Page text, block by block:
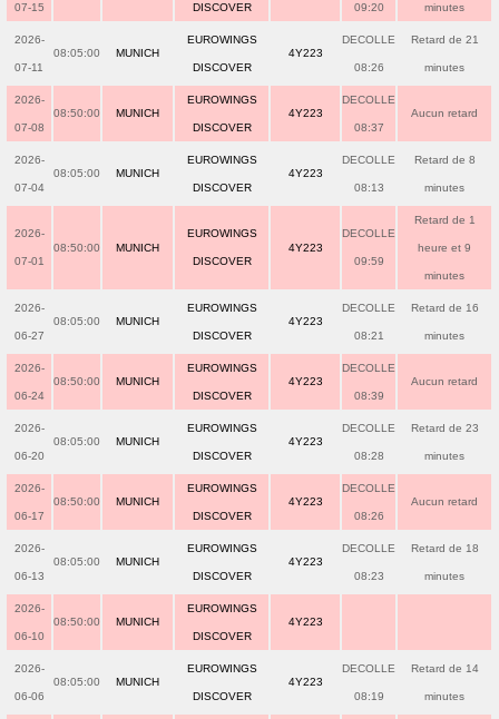
07-15 DISCOVER 09:20 minutes
2026-
07-11
08:05:00 MUNICH
EUROWINGS
DISCOVER
4Y223
DECOLLE
08:26
Retard de 21
minutes
2026-
07-08
08:50:00 MUNICH
EUROWINGS
DISCOVER
4Y223
DECOLLE
08:37
Aucun retard
2026-
07-04
08:05:00 MUNICH
EUROWINGS
DISCOVER
4Y223
DECOLLE
08:13
Retard de 8
minutes
2026-
07-01
08:50:00 MUNICH
EUROWINGS
DISCOVER
4Y223
DECOLLE
09:59
Retard de 1
heure et 9
minutes
2026-
06-27
08:05:00 MUNICH
EUROWINGS
DISCOVER
4Y223
DECOLLE
08:21
Retard de 16
minutes
2026-
06-24
08:50:00 MUNICH
EUROWINGS
DISCOVER
4Y223
DECOLLE
08:39
Aucun retard
2026-
06-20
08:05:00 MUNICH
EUROWINGS
DISCOVER
4Y223
DECOLLE
08:28
Retard de 23
minutes
2026-
06-17
08:50:00 MUNICH
EUROWINGS
DISCOVER
4Y223
DECOLLE
08:26
Aucun retard
2026-
06-13
08:05:00 MUNICH
EUROWINGS
DISCOVER
4Y223
DECOLLE
08:23
Retard de 18
minutes
2026-
06-10
08:50:00 MUNICH
EUROWINGS
DISCOVER
4Y223
2026-
06-06
08:05:00 MUNICH
EUROWINGS
DISCOVER
4Y223
DECOLLE
08:19
Retard de 14
minutes